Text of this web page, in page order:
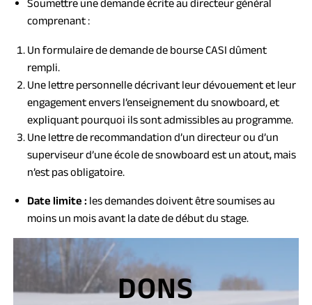
Soumettre une demande écrite au directeur général
comprenant :
Un formulaire de demande de bourse CASI dûment
rempli.
Une lettre personnelle décrivant leur dévouement et leur
engagement envers l’enseignement du snowboard, et
expliquant pourquoi ils sont admissibles au programme.
Une lettre de recommandation d’un directeur ou d’un
superviseur d’une école de snowboard est un atout, mais
n’est pas obligatoire.
Date limite : les demandes doivent être soumises au
moins un mois avant la date de début du stage.
DONS